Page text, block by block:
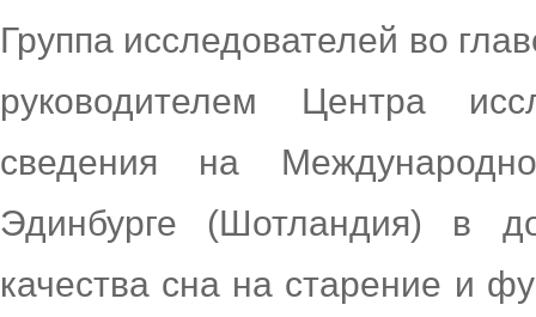
Группа исследователей во
руководителем Центра
сведения на
Эдинбурге (Шотландия) в
качества сна на старение и